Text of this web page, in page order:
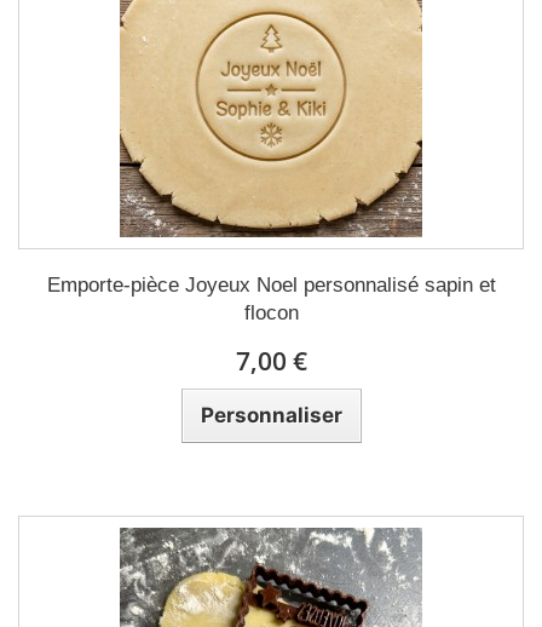
Emporte-pièce Joyeux Noel personnalisé sapin et
flocon
7,00 €
Personnaliser